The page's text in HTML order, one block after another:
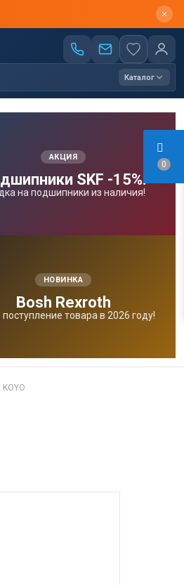
0
Каталог
АКЦИЯ
SKF -15%!
на подшипники из наличия!
НОВИНКА
Bosh Rexroth
поступление товара в 2026 году!